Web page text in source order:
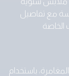
مع تفاصيل
الخاصة
باستخدام